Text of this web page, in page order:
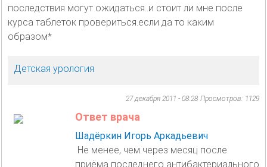
последствия могут ожидаться..и стоит ли мне после
курса таблеток провериться.если да то каким
образом*
Детская урология
27 декабря 2011 - 08:28 Просмотров: 1129
Ответ врача
Шадёркин Игорь Аркадьевич
Не менее, чем через месяц после
приёма последнего антибактериального